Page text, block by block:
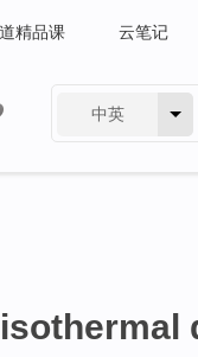
精品课 云笔记
中英